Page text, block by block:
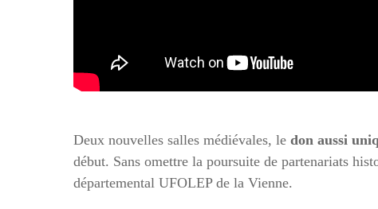
Deux nouvelles salles médiévales, le don aussi
début. Sans omettre la poursuite de partenariats
départemental UFOLEP de la Vienne.